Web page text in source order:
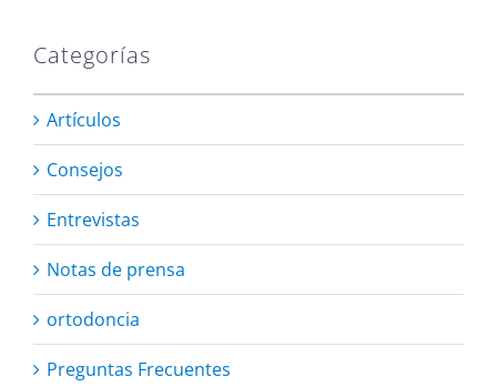
Categorías
Artículos
Consejos
Entrevistas
Notas de prensa
ortodoncia
Preguntas Frecuentes